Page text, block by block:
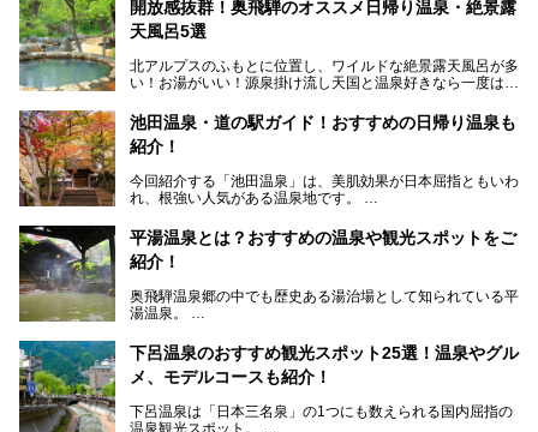
そして大浴場は日帰り入浴もできるんですよ。泊まりでも日
岐阜の手仕事に触れる旅とともに楽しんでみてはいかがでし
ょう！
───
提供元：岐阜県【PR】
この記事は岐阜県のPR記事です。
開放感抜群！奥飛騨のオススメ日帰り温泉・絶景露
天風呂5選
北アルプスのふもとに位置し、ワイルドな絶景露天風呂が多
い！お湯がいい！源泉掛け流し天国と温泉好きなら一度は行
「平湯温泉」「福地温泉」「新平湯温泉」「栃尾温泉」「新
穂高温泉」と5つの温泉地を総称して奥飛騨温泉郷と呼びま
風呂を5ヶ所ご紹介したいと思います。いずれも素晴らしい
温泉ですよ！
池田温泉・道の駅ガイド！おすすめの日帰り温泉も
紹介！
今回紹介する「池田温泉」は、美肌効果が日本屈指ともいわ
れ、根強い人気がある温泉地です。
温泉旅として利用することができます。
池田温泉には道の駅があるなど、温泉、観光、買い物と、さ
そんな池田温泉の魅力を詳しく紹介していきます！
平湯温泉とは？おすすめの温泉や観光スポットをご
紹介！
奥飛騨温泉郷の中でも歴史ある湯治場として知られている平
湯温泉。
らの利用客も増え、ますます賑わいを見せています。そこで
今回は、平湯温泉の観光スポットとおすすめの温泉施設を紹
介します。気になる温泉をぜひチェックしてみてください。
下呂温泉のおすすめ観光スポット25選！温泉やグル
メ、モデルコースも紹介！
下呂温泉は「日本三名泉」の1つにも数えられる国内屈指の
温泉観光スポット。